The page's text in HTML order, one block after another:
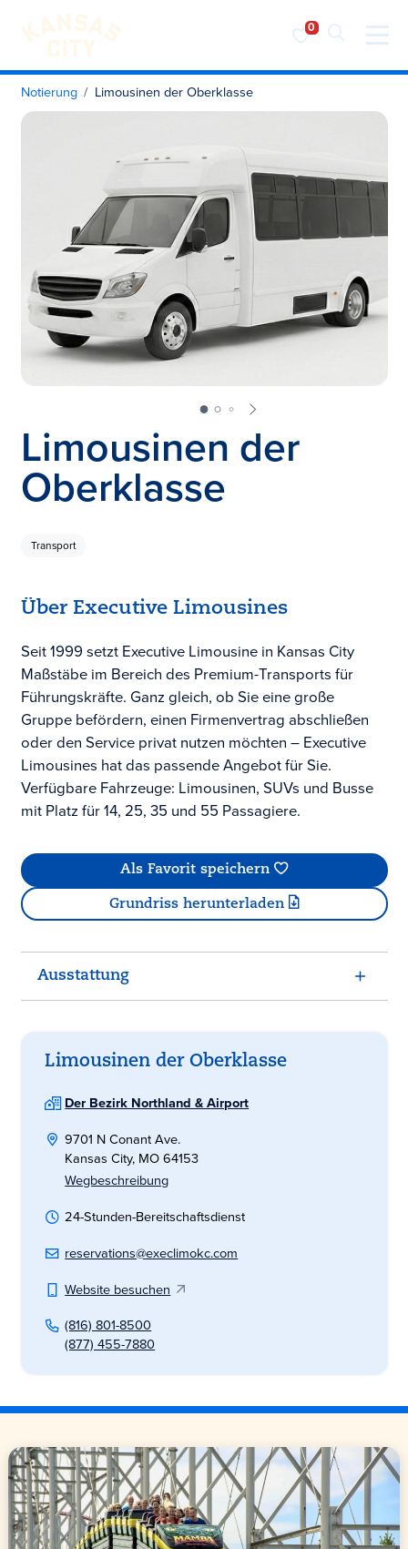
Besuchen Sie KC
Zum Inhalt springen
Notierung Limousinen der Oberklasse
Limousinen der
Oberklasse
Transport
Über Executive Limousines
Seit 1999 setzt Executive Limousine in Kansas City
Maßstäbe im Bereich des Premium-Transports für
Führungskräfte. Ganz gleich, ob Sie eine große
Gruppe befördern, einen Firmenvertrag abschließen
oder den Service privat nutzen möchten – Executive
Limousines hat das passende Angebot für Sie.
Verfügbare Fahrzeuge: Limousinen, SUVs und Busse
mit Platz für 14, 25, 35 und 55 Passagiere.
Als Favorit speichern
Grundriss herunterladen
Ausstattung
Limousinen der Oberklasse
Der Bezirk Northland & Airport
9701 N Conant Ave.
Kansas City, MO 64153
Wegbeschreibung
24-Stunden-Bereitschaftsdienst
reservations@execlimokc.com
Website besuchen
(816) 801-8500
(877) 455-7880